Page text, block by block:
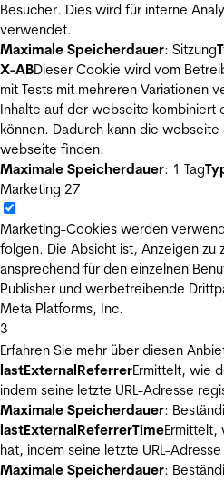
Besucher. Dies wird für interne
verwendet.
Maximale Speicherdauer: Sitzung
X-ABDieser Cookie wird vom
mit Tests mit mehreren Variationen
Inhalte auf der webseite
können. Dadurch kann die
webseite finden.
Maximale Speicherdauer: 1 Tag
Marketing 27
Marketing-Cookies werden
folgen. Die Absicht ist, Anzeigen zu
ansprechend für den einzelnen
Publisher und werbetreibende
Meta Platforms, Inc.
3
Erfahren Sie mehr über diesen
lastExternalReferrerErmittelt, wie
indem seine letzte URL-Adresse
Maximale Speicherdauer:
lastExternalReferrerTimeErmittelt,
hat, indem seine letzte URL-
Maximale Speicherdauer: